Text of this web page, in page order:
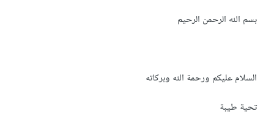
بسم الله الرحمن الرحيم
السلام عليكم ورحمة الله وبركاته
تحية طيبة